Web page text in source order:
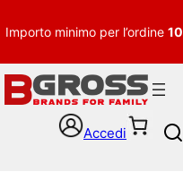
Importo minimo per l’ordine
Accedi